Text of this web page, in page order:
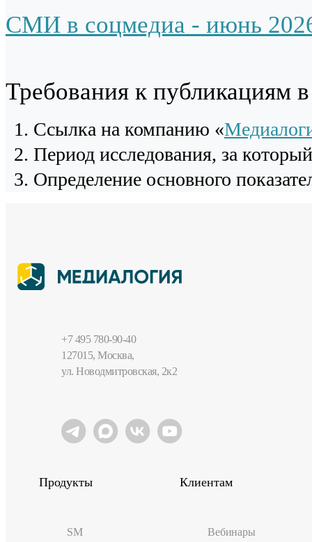
СМИ в соцмедиа - июнь
Требования к публикациям
Cсылка на компанию «
Период исследования, за
Определение основного
+7 495 780-90-40
127015, Москва,
ул. Новодмитровская, 2к2
Продукты
SM
Клиентам
Вебинары